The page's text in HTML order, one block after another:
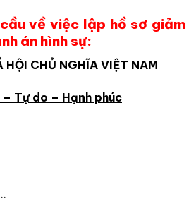
về việc lập hồ sơ giảm
án hình sự:
HỘI CHỦ NGHĨA VIỆT NAM
Tự do – Hạnh phúc